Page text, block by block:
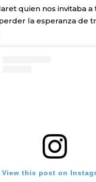
quien nos invitaba a
la esperanza de
View this post on